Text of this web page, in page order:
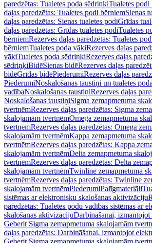
paredzētas: Tualetes poda sēdriņķiTualetes podi
daļas paredzētas: Tualetes podi bērniemSienas
daļas paredzētas: Sienas tualetes podiGrīdas
daļas paredzētas: Grīdas tualetes podiTualetes
bērniemRezerves daļas paredzētas: Tualetes
bērniemTualetes poda vākiRezerves daļas
vākiTualetes poda sēdriņķiRezerves daļas
sēdriņķiBidēSienas bidēRezerves daļas
bidēGrīdas bidēPiederumiRezerves daļas
PiederumiNoskalošanas taustiņi un tualetes poda
vadībaNoskalošanas taustiņiRezerves daļas
Noskalošanas taustiņiSigma zemapmetuma
tvertnēmRezerves daļas paredzētas: Sigma
skalojamām tvertnēmOmega zemapmetuma
tvertnēmRezerves daļas paredzētas: Omega
skalojamām tvertnēmKappa zemapmetuma
tvertnēmRezerves daļas paredzētas: Kappa
skalojamām tvertnēmDelta zemapmetuma
tvertnēmRezerves daļas paredzētas: Delta
skalojamām tvertnēmTwinline zemapmetuma
tvertnēmRezerves daļas paredzētas: Twinline
skalojamām tvertnēmPiederumiPalīgmateriāli
sistēmas ar elektronisku skalošanas aktivizāciju
paredzētas: Tualetes podu vadības sistēmas ar
skalošanas aktivizācijuDarbināšanai,
Geberit Sigma zemapmetuma skalojamām
daļas paredzētas: Darbināšanai, izmantojot
Geberit Sigma zemapmetuma skalojamām